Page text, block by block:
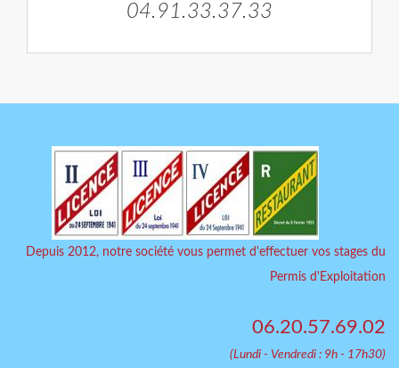
04.91.33.37.33
Depuis 2012, notre société vous permet d'effectuer vos stages du
Permis d'Exploitation
06.20.57.69.02
(Lundi - Vendredi : 9h - 17h30)